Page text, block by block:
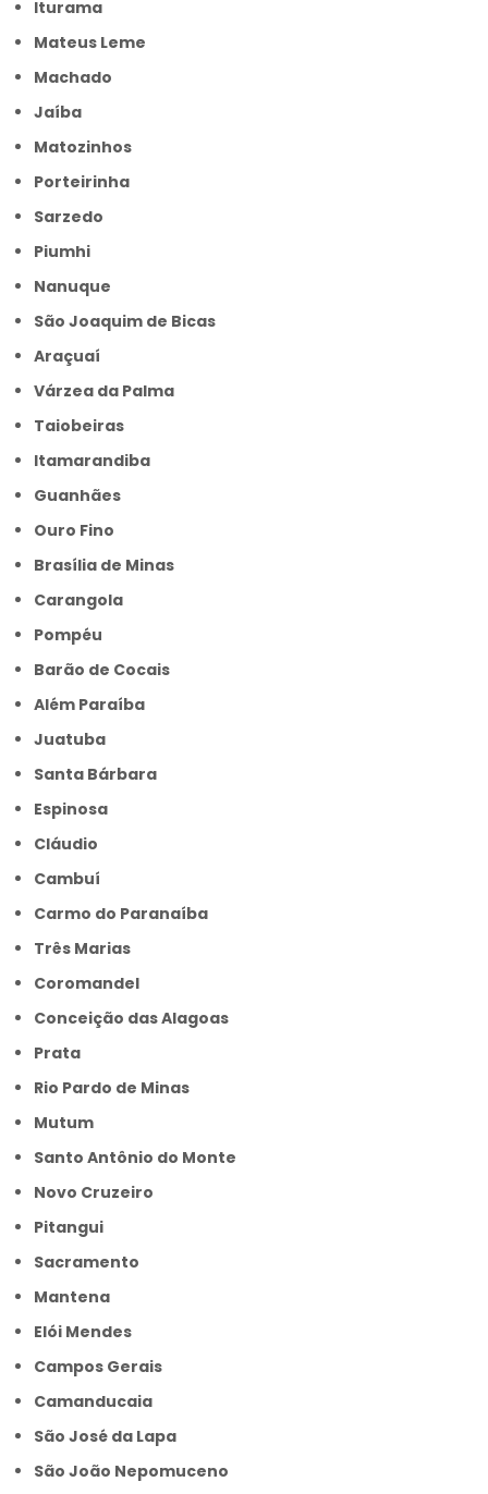
Iturama
Mateus Leme
Machado
Jaíba
Matozinhos
Porteirinha
Sarzedo
Piumhi
Nanuque
São Joaquim de Bicas
Araçuaí
Várzea da Palma
Taiobeiras
Itamarandiba
Guanhães
Ouro Fino
Brasília de Minas
Carangola
Pompéu
Barão de Cocais
Além Paraíba
Juatuba
Santa Bárbara
Espinosa
Cláudio
Cambuí
Carmo do Paranaíba
Três Marias
Coromandel
Conceição das Alagoas
Prata
Rio Pardo de Minas
Mutum
Santo Antônio do Monte
Novo Cruzeiro
Pitangui
Sacramento
Mantena
Elói Mendes
Campos Gerais
Camanducaia
São José da Lapa
São João Nepomuceno